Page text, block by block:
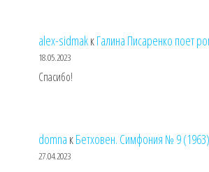
alex-sidmakкГалина Писаренко поет
18.05.2023
Спасибо!
domna кБетховен. Симфония № 9 (1963)
27.04.2023